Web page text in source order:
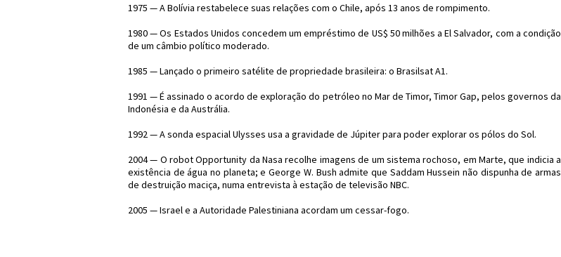
1975 — A Bolívia restabelece suas relações com o Chile, após 13 anos de rompimento.
1980 — Os Estados Unidos concedem um empréstimo de US$ 50 milhões a El Salvador, com a condição
de um câmbio político moderado.
1985 — Lançado o primeiro satélite de propriedade brasileira: o Brasilsat A1.
1991 — É assinado o acordo de exploração do petróleo no Mar de Timor, Timor Gap, pelos governos da
Indonésia e da Austrália.
1992 — A sonda espacial Ulysses usa a gravidade de Júpiter para poder explorar os pólos do Sol.
2004 — O robot Opportunity da Nasa recolhe imagens de um sistema rochoso, em Marte, que indicia a
existência de água no planeta; e George W. Bush admite que Saddam Hussein não dispunha de armas
de destruição maciça, numa entrevista à estação de televisão NBC.
2005 — Israel e a Autoridade Palestiniana acordam um cessar-fogo.